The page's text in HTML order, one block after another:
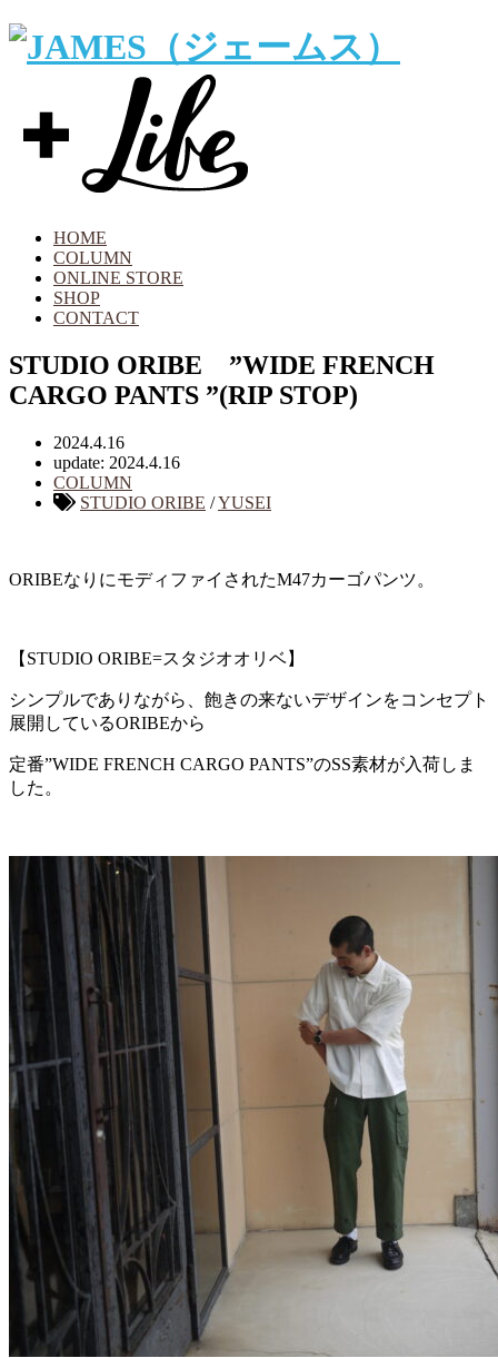
HOME
COLUMN
ONLINE STORE
SHOP
CONTACT
STUDIO ORIBE ”WIDE FRENCH
CARGO PANTS ”(RIP STOP)
2024.4.16
update: 2024.4.16
COLUMN
STUDIO ORIBE /YUSEI
ORIBEなりにモディファイされたM47カーゴパンツ。
【STUDIO ORIBE=スタジオオリベ】
シンプルでありながら、飽きの来ないデザインをコンセプト
展開しているORIBEから
定番”WIDE FRENCH CARGO PANTS”のSS素材が入荷しま
した。